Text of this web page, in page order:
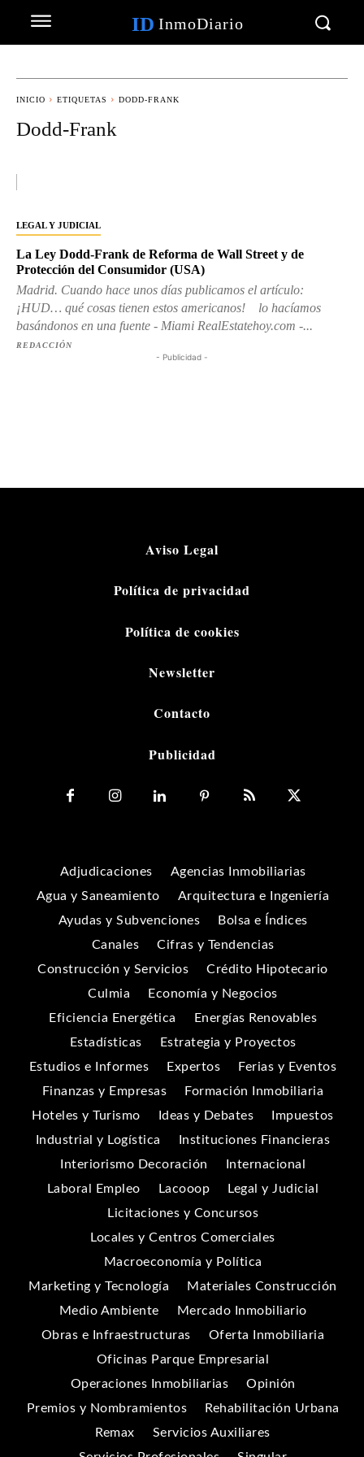
ID InmoDiario
INICIO ETIQUETAS DODD-FRANK
Dodd-Frank
LEGAL Y JUDICIAL
La Ley Dodd-Frank de Reforma de Wall Street y de
Protección del Consumidor (USA)
Madrid. Cuando hace unos días publicamos el artículo:
¡HUD… qué cosas tienen estos americanos! lo hacíamos
basándonos en una fuente - Miami RealEstatehoy.com -...
REDACCIÓN
- Publicidad -
Aviso Legal
Política de privacidad
Política de cookies
Newsletter
Contacto
Publicidad
Adjudicaciones
Agencias Inmobiliarias
Agua y Saneamiento
Arquitectura e Ingeniería
Ayudas y Subvenciones
Bolsa e Índices
Canales
Cifras y Tendencias
Construcción y Servicios
Crédito Hipotecario
Culmia
Economía y Negocios
Eficiencia Energética
Energías Renovables
Estadísticas
Estrategia y Proyectos
Estudios e Informes
Expertos
Ferias y Eventos
Finanzas y Empresas
Formación Inmobiliaria
Hoteles y Turismo
Ideas y Debates
Impuestos
Industrial y Logística
Instituciones Financieras
Interiorismo Decoración
Internacional
Laboral Empleo
Lacooop
Legal y Judicial
Licitaciones y Concursos
Locales y Centros Comerciales
Macroeconomía y Política
Marketing y Tecnología
Materiales Construcción
Medio Ambiente
Mercado Inmobiliario
Obras e Infraestructuras
Oferta Inmobiliaria
Oficinas Parque Empresarial
Operaciones Inmobiliarias
Opinión
Premios y Nombramientos
Rehabilitación Urbana
Remax
Servicios Auxiliares